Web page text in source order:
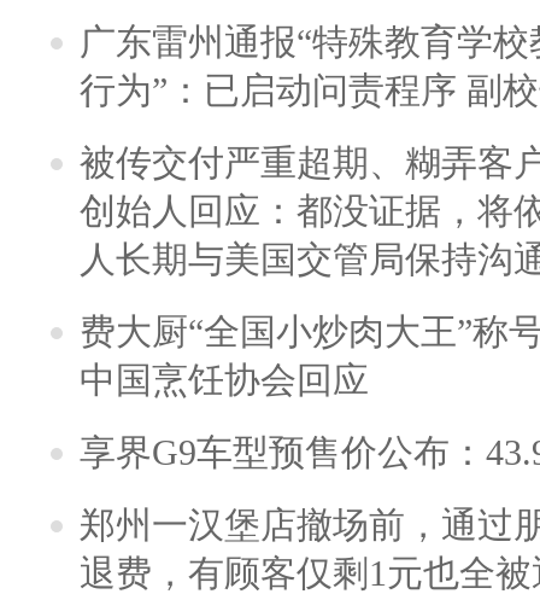
广东雷州通报“特殊教育学
行为”：已启动问责程序 副
被传交付严重超期、糊弄客
创始人回应：都没证据，将
人长期与美国交管局保持沟
费大厨“全国小炒肉大王”称
中国烹饪协会回应
享界G9车型预售价公布：
郑州一汉堡店撤场前，通过
退费，有顾客仅剩1元也全